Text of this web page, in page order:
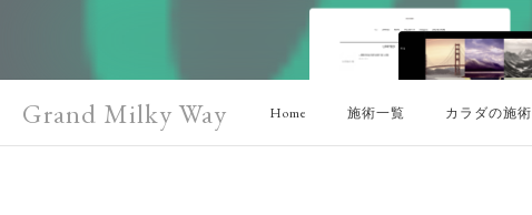
Grand Milky Way Home 施術一覧 カラダの施術